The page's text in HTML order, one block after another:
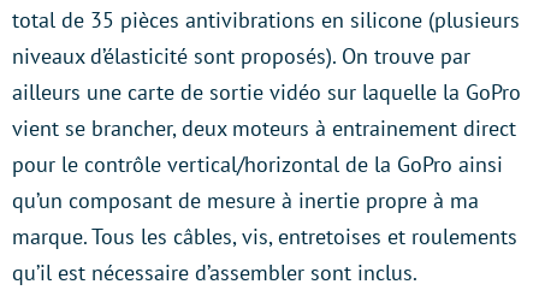
total de 35 pièces antivibrations en silicone (plusieurs
niveaux d’élasticité sont proposés). On trouve par
ailleurs une carte de sortie vidéo sur laquelle la GoPro
vient se brancher, deux moteurs à entrainement direct
pour le contrôle vertical/horizontal de la GoPro ainsi
qu’un composant de mesure à inertie propre à ma
marque. Tous les câbles, vis, entretoises et roulements
qu’il est nécessaire d’assembler sont inclus.